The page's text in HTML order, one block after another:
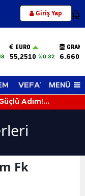
Giriş Yap 12
EURO
55,2510 %0.32
VEFAT EDENLER
MENÜ
Adım!
Fk